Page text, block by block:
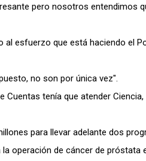
pero nosotros entendimos
esfuerzo que está haciendo el
no son por única vez".
Cuentas tenía que atender
para llevar adelante dos
operación de cáncer de